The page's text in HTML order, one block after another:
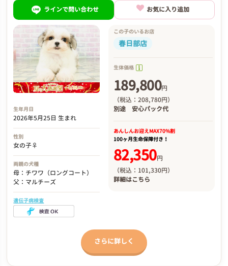
ラインで問い合わせ お気に入り追加
生年月日
2026年5月25日 生まれ
性別
女の子♀
両親の犬種
母：チワワ（ロングコート）
父：マルチーズ
遺伝子病検査
この子のいるお店
春日部店
生体価格
189,800円
（税込：208,780円）
別途 安心パック代
あんしんお迎えMAX70%割
100ヶ月生命保障付き！
82,350円
（税込：101,330円）
詳細はこちら
さらに詳しく